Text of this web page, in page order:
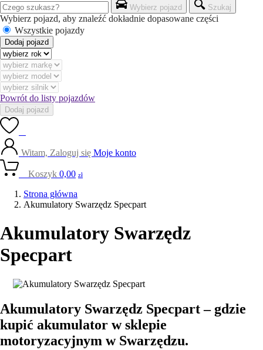
Wybierz pojazd Szukaj
Wybierz pojazd, aby znaleźć dokładnie dopasowane części
Wszystkie pojazdy
Dodaj pojazd
Powrót do listy pojazdów
Dodaj pojazd
Witam, Zaloguj się Moje konto
Koszyk 0,00 zł
Strona główna
Akumulatory Swarzędz Specpart
Akumulatory Swarzędz
Specpart
Akumulatory Swarzędz Specpart – gdzie
kupić akumulator w sklepie
motoryzacyjnym w Swarzędzu.